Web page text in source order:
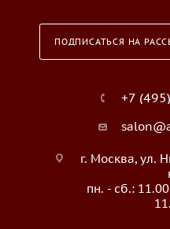
ПОДПИСАТЬСЯ НА
+7
г. Москва, ул.
пн. - сб.: